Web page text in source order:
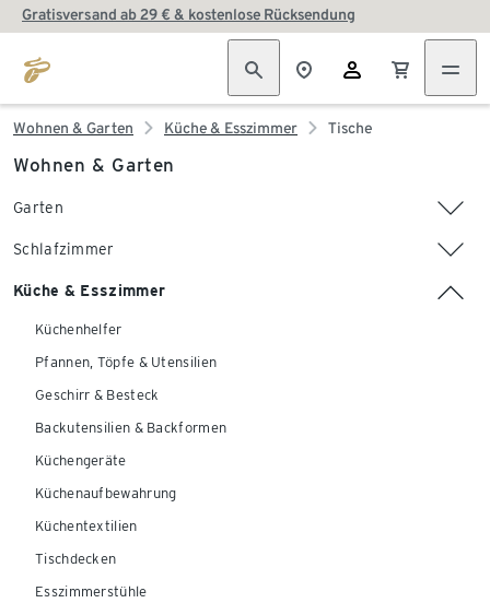
Gratisversand ab 29 € & kostenlose Rücksendung
Wohnen & Garten Küche & Esszimmer Tische
Wohnen & Garten
Garten
Schlafzimmer
Küche & Esszimmer
Küchenhelfer
Pfannen, Töpfe & Utensilien
Geschirr & Besteck
Backutensilien & Backformen
Küchengeräte
Küchenaufbewahrung
Küchentextilien
Tischdecken
Esszimmerstühle